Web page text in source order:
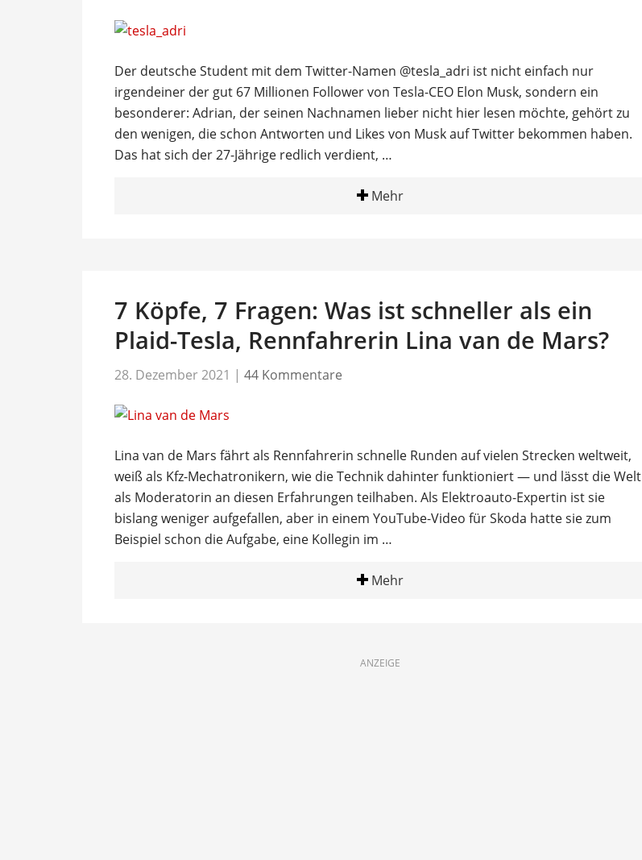
Der deutsche Student mit dem Twitter-Namen @tesla_adri ist nicht einfach nur
irgendeiner der gut 67 Millionen Follower von Tesla-CEO Elon Musk, sondern ein
besonderer: Adrian, der seinen Nachnamen lieber nicht hier lesen möchte, gehört zu
den wenigen, die schon Antworten und Likes von Musk auf Twitter bekommen haben.
Das hat sich der 27-Jährige redlich verdient, …
Mehr
7 Köpfe, 7 Fragen: Was ist schneller als ein
Plaid-Tesla, Rennfahrerin Lina van de Mars?
28. Dezember 2021 | 44 Kommentare
Lina van de Mars fährt als Rennfahrerin schnelle Runden auf vielen Strecken weltweit,
weiß als Kfz-Mechatronikern, wie die Technik dahinter funktioniert — und lässt die Welt
als Moderatorin an diesen Erfahrungen teilhaben. Als Elektroauto-Expertin ist sie
bislang weniger aufgefallen, aber in einem YouTube-Video für Skoda hatte sie zum
Beispiel schon die Aufgabe, eine Kollegin im …
Mehr
ANZEIGE